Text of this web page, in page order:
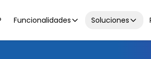
Funcionalidades Soluciones